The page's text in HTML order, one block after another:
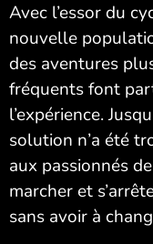
Avec l’essor du
nouvelle
des aventures
fréquents font
l’expérience.
solution n’a été
aux passionnés
marcher et
sans avoir à